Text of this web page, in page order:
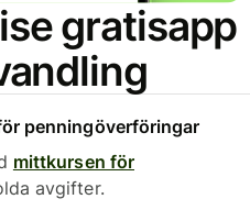
gratisapp
penningöverföringar
mittkursen för
avgifter.